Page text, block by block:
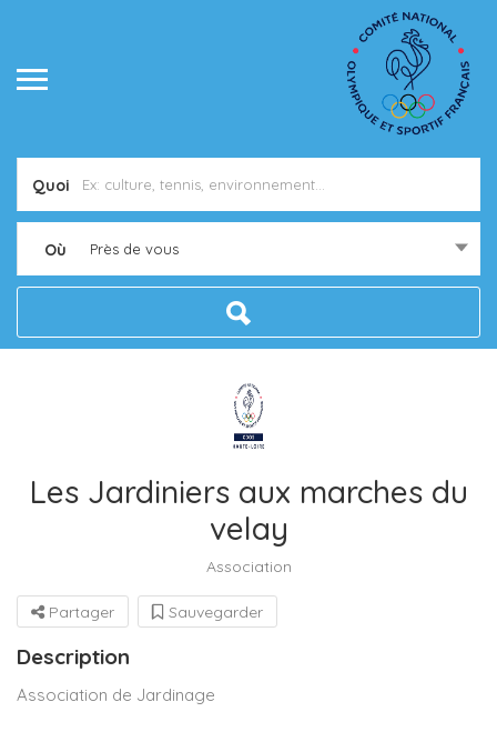
Quoi
Où Près de vous
Les Jardiniers aux marches du
velay
Association
Partager Sauvegarder
Description
Association de Jardinage